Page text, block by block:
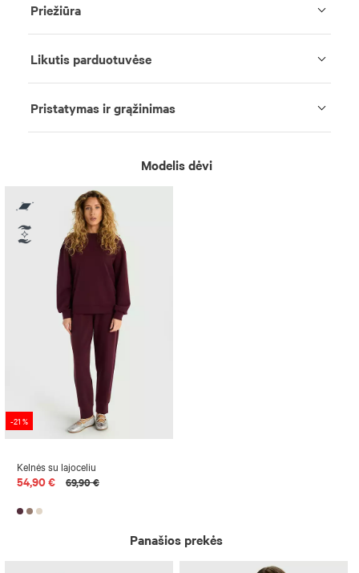
Priežiūra
Likutis parduotuvėse
Pristatymas ir grąžinimas
Modelis dėvi
-21 %
Kelnės su lajoceliu
54,90 € 69,90 €
Panašios prekės